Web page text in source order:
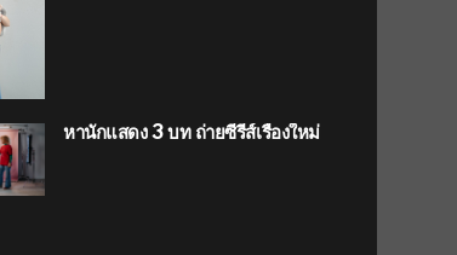
หานักแสดง 3 บท ถ่ายซีรีส์เรื่องใหม่